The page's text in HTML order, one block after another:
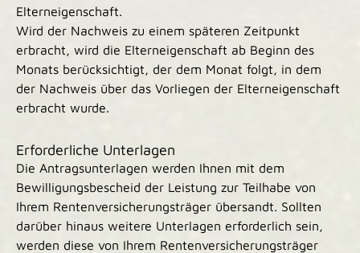
Elterneigenschaft.
Wird der Nachweis zu einem späteren Zeitpunkt
erbracht, wird die Elterneigenschaft ab Beginn des
Monats berücksichtigt, der dem Monat folgt, in dem
der Nachweis über das Vorliegen der Elterneigenschaft
erbracht wurde.
Erforderliche Unterlagen
Die Antragsunterlagen werden Ihnen mit dem
Bewilligungsbescheid der Leistung zur Teilhabe von
Ihrem Rentenversicherungsträger übersandt. Sollten
darüber hinaus weitere Unterlagen erforderlich sein,
werden diese von Ihrem Rentenversicherungsträger